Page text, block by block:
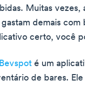
Muitas vezes,
demais com
certo, você
é um
de bares.